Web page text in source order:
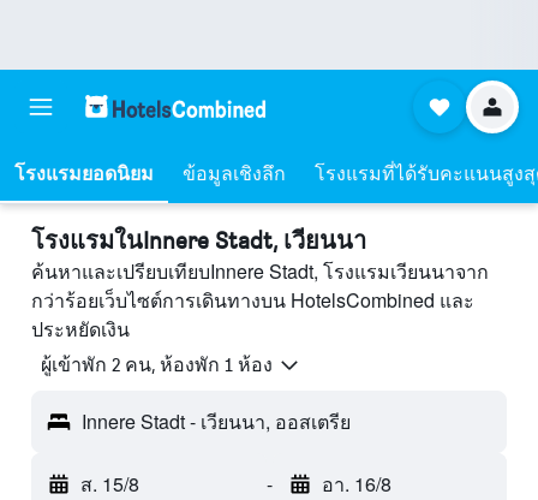
โรงแรมยอดนิยม ข้อมูลเชิงลึก โรงแรมที่ได้รับคะแนนสูง
โรงแรมในInnere Stadt, เวียนนา
ค้นหาและเปรียบเทียบInnere Stadt, โรงแรมเวียนนาจาก
กว่าร้อยเว็บไซต์การเดินทางบน HotelsCombined และ
ประหยัดเงิน
ผู้เข้าพัก 2 คน, ห้องพัก 1 ห้อง
Innere Stadt - เวียนนา, ออสเตรีย
ส. 15/8 - อา. 16/8